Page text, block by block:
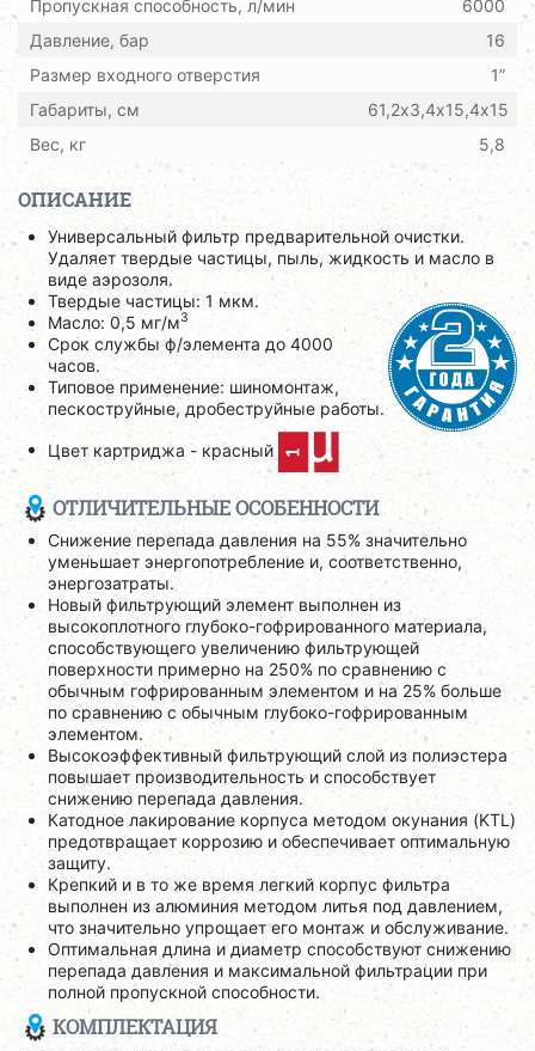
Пропускная способность, л/мин
6000
Давление, бар
16
Размер входного отверстия
1”
Габариты, см
61,2х3,4х15,4х15
Вес, кг
5,8
ОПИСАНИЕ
Универсальный фильтр предварительной очистки.
Удаляет твердые частицы, пыль, жидкость и масло в
виде аэрозоля.
Твердые частицы: 1 мкм.
Масло: 0,5 мг/м3
Срок службы ф/элемента до 4000
часов.
Типовое применение: шиномонтаж,
пескоструйные, дробеструйные работы.
Цвет картриджа - красный
ОТЛИЧИТЕЛЬНЫЕ ОСОБЕННОСТИ
Снижение перепада давления на 55% значительно
уменьшает энергопотребление и, соответственно,
энергозатраты.
Новый фильтрующий элемент выполнен из
высокоплотного глубоко-гофрированного материала,
способствующего увеличению фильтрующей
поверхности примерно на 250% по сравнению с
обычным гофрированным элементом и на 25% больше
по сравнению с обычным глубоко-гофрированным
элементом.
Высокоэффективный фильтрующий слой из полиэстера
повышает производительность и способствует
снижению перепада давления.
Катодное лакирование корпуса методом окунания (KTL)
предотвращает коррозию и обеспечивает оптимальную
защиту.
Крепкий и в то же время легкий корпус фильтра
выполнен из алюминия методом литья под давлением,
что значительно упрощает его монтаж и обслуживание.
Оптимальная длина и диаметр способствуют снижению
перепада давления и максимальной фильтрации при
полной пропускной способности.
КОМПЛЕКТАЦИЯ